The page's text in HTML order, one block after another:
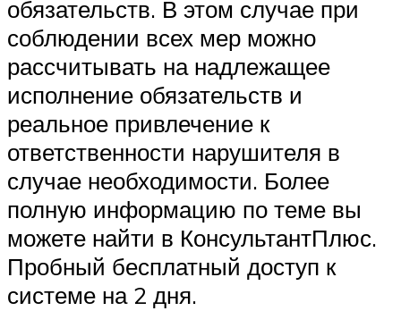
обязательств. В этом случае при
соблюдении всех мер можно
рассчитывать на надлежащее
исполнение обязательств и
реальное привлечение к
ответственности нарушителя в
случае необходимости. Более
полную информацию по теме вы
можете найти в КонсультантПлюс.
Пробный бесплатный доступ к
системе на 2 дня.